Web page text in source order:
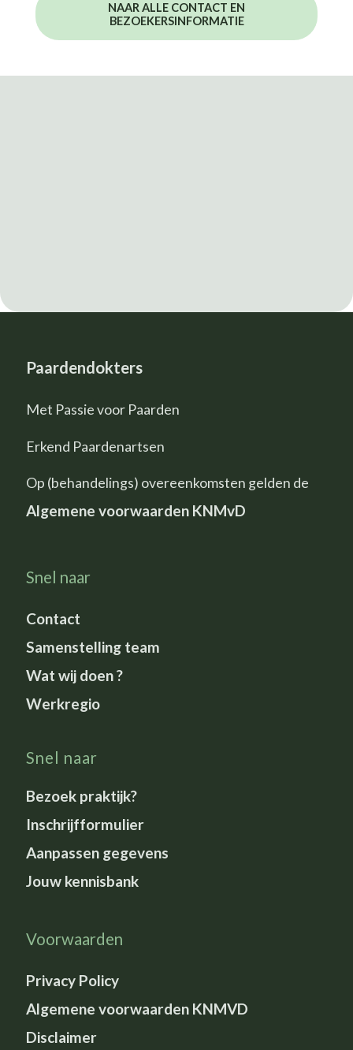
NAAR ALLE CONTACT EN
BEZOEKERSINFORMATIE
Paardendokters
Met Passie voor Paarden
Erkend Paardenartsen
Op (behandelings) overeenkomsten gelden de
Algemene voorwaarden KNMvD
Snel naar
Contact
Samenstelling team
Wat wij doen ?
Werkregio
Snel naar
Bezoek praktijk?
Inschrijfformulier
Aanpassen gegevens
Jouw kennisbank
Voorwaarden
Privacy Policy
Algemene voorwaarden KNMVD
Disclaimer